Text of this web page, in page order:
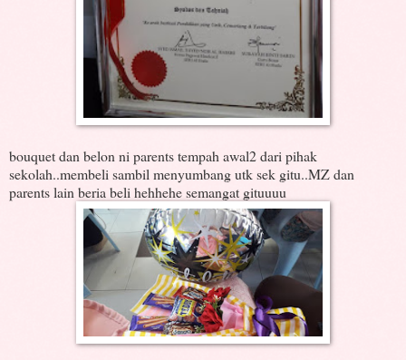
bouquet dan belon ni parents tempah awal2 dari pihak
sekolah..membeli sambil menyumbang utk sek gitu..MZ dan
parents lain beria beli hehhehe semangat gituuuu